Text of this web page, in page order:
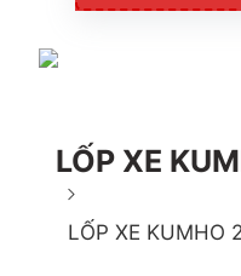
LỐP XE
LỐP XE KUMHO